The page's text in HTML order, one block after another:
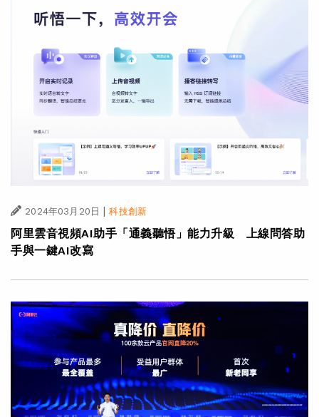
2024年03月20日 | 科技創新
阿里雲音視頻AI助手「通義聽悟」能力升級 上線問答助
手與一鍵AI改寫